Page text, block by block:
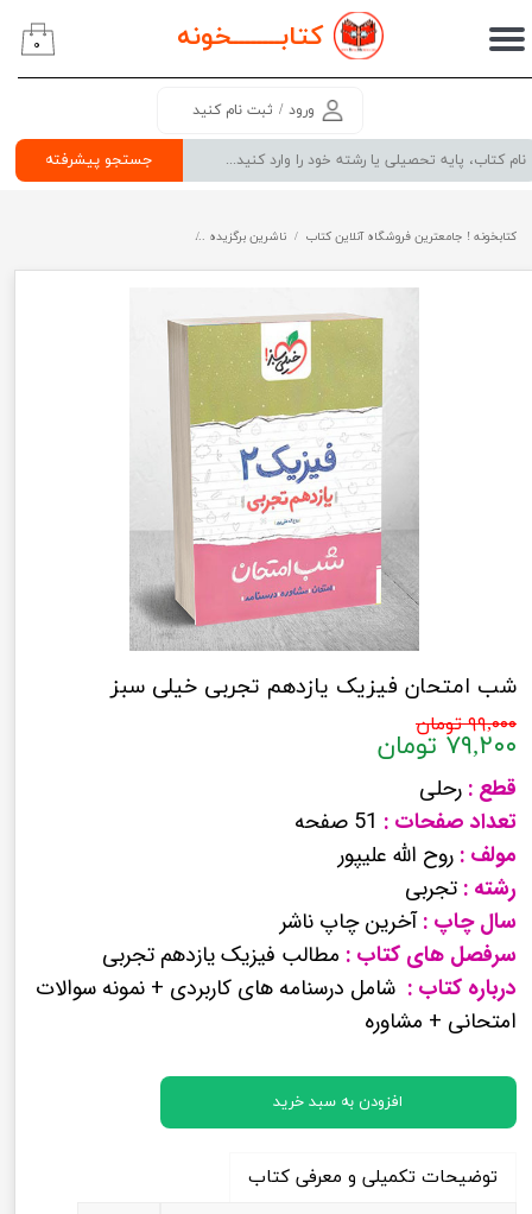
کتابــــــــخونه
جستجو پیشرفته
ورود / ثبت نام کنید
حساب کاربری من
سفارشات
۰
کتابخونه ! جامعترین فروشگاه آنلاین کتاب ناشرین برگزیده
شب امتحان فیزیک یازدهم تجربی خیلی سبز
۹۹,۰۰۰ تومان
۷۹,۲۰۰ تومان
قطع : رحلی
تعداد صفحات : 51 صفحه
مولف : روح الله علیپور
رشته : تجربی
سال چاپ :آخرین چاپ ناشر
سرفصل های کتاب : مطالب فیزیک یازدهم تجربی
درباره کتاب : شامل درسنامه های کاربردی + نمونه سوالات
امتحانی + مشاوره
افزودن به سبد خرید
توضیحات تکمیلی و معرفی کتاب